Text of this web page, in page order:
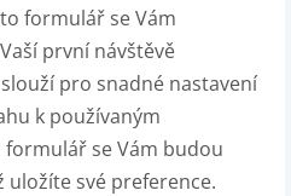
formulář se Vám
první návštěvě
pro snadné nastavení
k používaným
formulář se Vám budou
své preference.